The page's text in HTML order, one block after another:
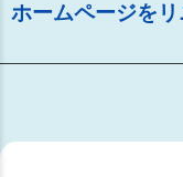
ホームページを